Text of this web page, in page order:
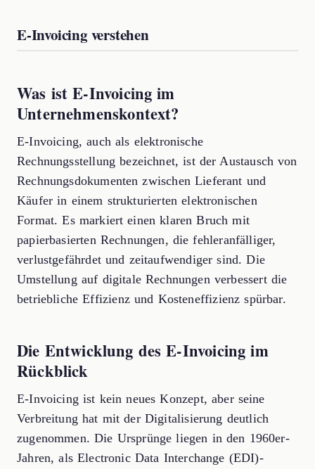
E-Invoicing verstehen
Was ist E-Invoicing im
Unternehmenskontext?
E-Invoicing, auch als elektronische
Rechnungsstellung bezeichnet, ist der Austausch von
Rechnungsdokumenten zwischen Lieferant und
Käufer in einem strukturierten elektronischen
Format. Es markiert einen klaren Bruch mit
papierbasierten Rechnungen, die fehleranfälliger,
verlustgefährdet und zeitaufwendiger sind. Die
Umstellung auf digitale Rechnungen verbessert die
betriebliche Effizienz und Kosteneffizienz spürbar.
Die Entwicklung des E-Invoicing im
Rückblick
E-Invoicing ist kein neues Konzept, aber seine
Verbreitung hat mit der Digitalisierung deutlich
zugenommen. Die Ursprünge liegen in den 1960er-
Jahren, als Electronic Data Interchange (EDI)-